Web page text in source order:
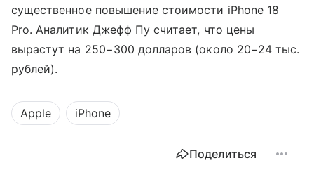
существенное повышение стоимости iPhone 18
Pro. Аналитик Джефф Пу считает, что цены
вырастут на 250−300 долларов (около 20−24 тыс.
рублей).
Apple iPhone
Поделиться